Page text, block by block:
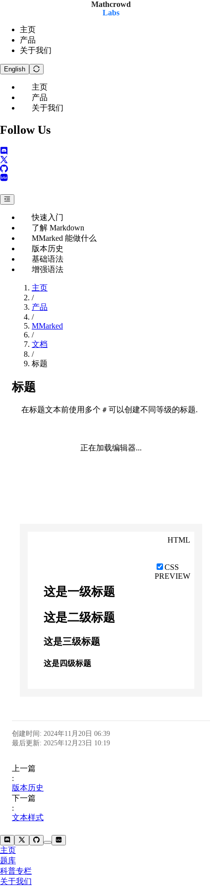
Mathcrowd
Labs
主页
产品
关于我们
English
主页
产品
关于我们
Follow Us
快速入门
了解 Markdown
MMarked 能做什么
版本历史
基础语法
增强语法
主页
/
产品
/
MMarked
/
文档
/
标题
标题
在标题文本前使用多个# 可以创建不同等级的标题.
正在加载编辑器...
HTML
这是一级标题
这是二级标题
这是三级标题
这是四级标题
题
CSS
PREVIEW
创建时间 : 2024年11月20日 06:39
最后更新: 2025年12月23日 10:19
上一篇
:
版本历史
下一篇
:
文本样式
主页
题库
科普专栏
关于我们